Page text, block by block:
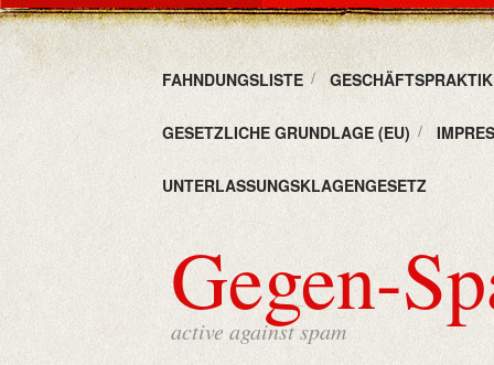
FAHNDUNGSLISTE
GESETZLICHE GRUNDLAGE (EU)
UNTERLASSUNGSKLAGENGESETZ
Gegen-
active against spam